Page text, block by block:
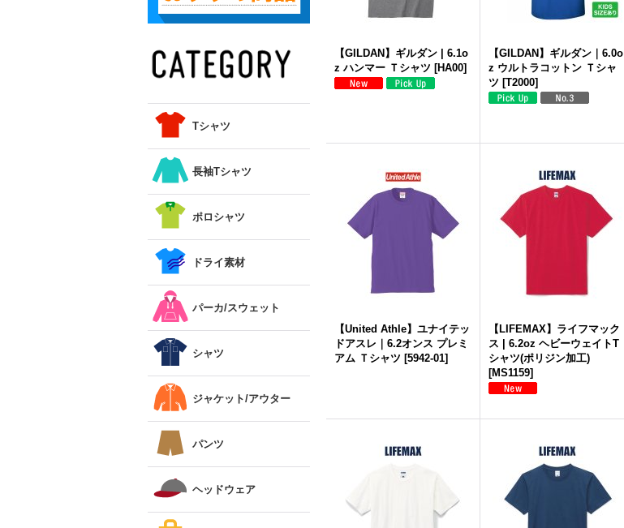
Tシャツ
長袖Tシャツ
ポロシャツ
ドライ素材
パーカ/スウェット
シャツ
ジャケット/アウター
パンツ
ヘッドウェア
【GILDAN】ギルダン | 6.1o
z ハンマー Ｔシャツ [HA00]
【GILDAN】ギルダン｜6.0o
z ウルトラコットン Ｔシャ
ツ [T2000]
【United Athle】ユナイテッ
ドアスレ｜6.2オンス プレミ
アム Ｔシャツ [5942-01]
【LIFEMAX】ライフマック
ス | 6.2oz ヘビーウェイトT
シャツ(ポリジン加工)
[MS1159]